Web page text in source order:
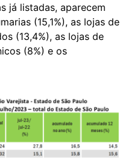
já listadas, aparecem
(15,1%), as lojas de
(13,4%), as lojas de
(8%) e os